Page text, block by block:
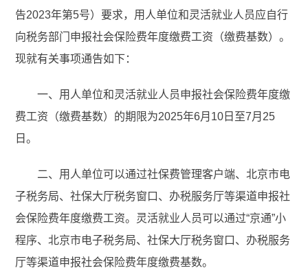
告2023年第5号）要求，用人单位和灵活就业人员应自行
向税务部门申报社会保险费年度缴费工资（缴费基数）。
现就有关事项通告如下：
一、用人单位和灵活就业人员申报社会保险费年度缴
费工资（缴费基数）的期限为2025年6月10日至7月25
日。
二、用人单位可以通过社保费管理客户端、北京市电
子税务局、社保大厅税务窗口、办税服务厅等渠道申报社
会保险费年度缴费工资。灵活就业人员可以通过“京通”小
程序、北京市电子税务局、社保大厅税务窗口、办税服务
厅等渠道申报社会保险费年度缴费基数。